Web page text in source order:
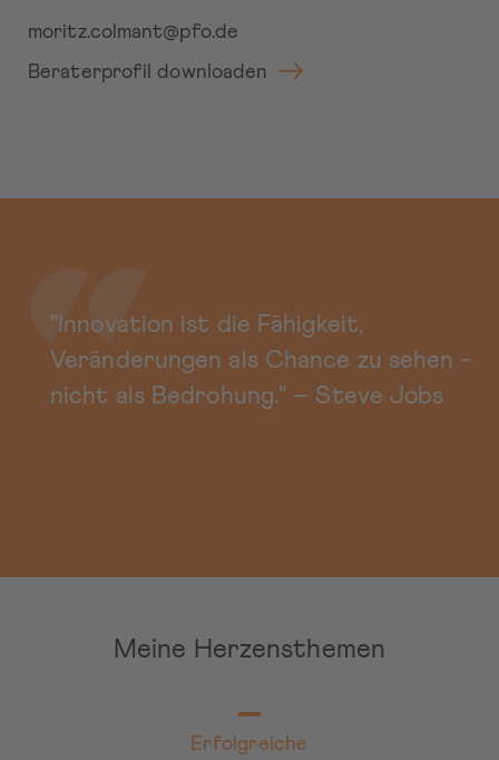
moritz.colmant@pfo.de
Beraterprofil downloaden
"Innovation ist die Fähigkeit,
Veränderungen als Chance zu sehen -
nicht als Bedrohung." – Steve Jobs
Meine Herzensthemen
Erfolgreiche